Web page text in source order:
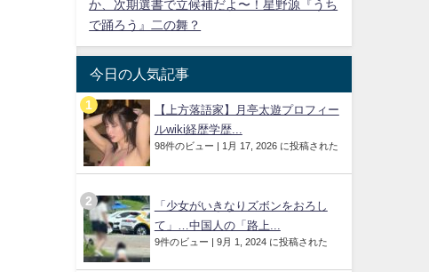
か、次期選書で立候補だよ〜！星野源『うち
で踊ろう』二の舞？
今日の人気記事
【上方落語家】月亭太遊プロフィー
ルwiki経歴学歴...
98件のビュー | 1月 17, 2026 に投稿された
「少女がいきなりズボンをおろし
て」…中国人の「路上...
9件のビュー | 9月 1, 2024 に投稿された